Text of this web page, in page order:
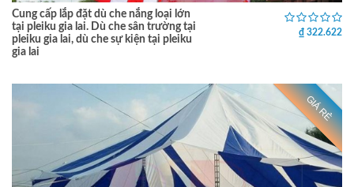
Cung cấp lắp đặt dù che nắng loại lớn
tại pleiku gia lai. Dù che sân trường tại
pleiku gia lai, dù che sự kiện tại pleiku
gia lai
₫ 322.622
GIÁ RẺ